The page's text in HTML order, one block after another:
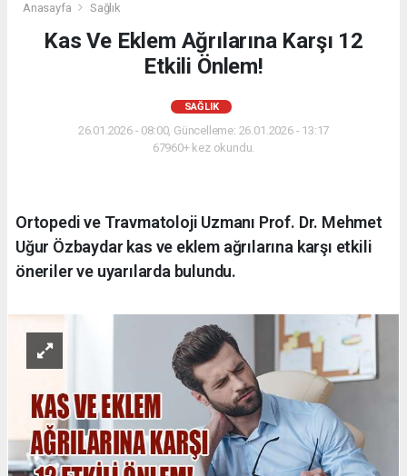
Anasayfa Sağlık
Kas Ve Eklem Ağrılarına Karşı 12
Etkili Önlem!
SAĞLIK
26.01.2026 - 08:00, Güncelleme: 26.01.2026 - 13:17
67960+ kez okundu.
Ortopedi ve Travmatoloji Uzmanı Prof. Dr. Mehmet
Uğur Özbaydar kas ve eklem ağrılarına karşı etkili
öneriler ve uyarılarda bulundu.